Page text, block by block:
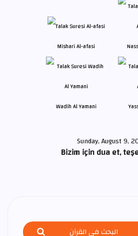
Mishari Al-afasi
Wadih Al Yamani
Sunday, August 9,
Bizim için dua et,